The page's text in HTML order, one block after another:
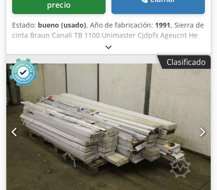
precio
Estado: bueno (usado), Año de fabricación: 1991, Sierra de
cinta Braun Canali TB 1100 Unimaster Cjdpfx Ageucnt He
Eoha Diámetro del rodillo 1100mm Con mesa giratoria
para corte diagonal desmontada de nuestro almacén en
23936 Grevesmühlen
Clasificado